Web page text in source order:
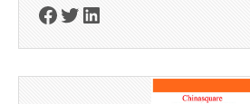
Facebook
Twitter
LinkedIn